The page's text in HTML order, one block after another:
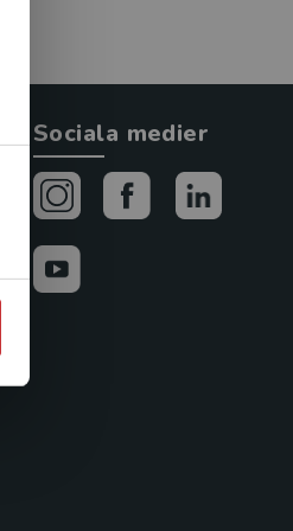
Sociala medier